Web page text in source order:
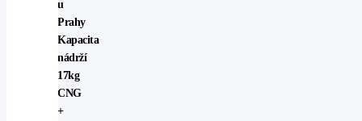
u
Prahy
Kapacita
nádrží
17kg
CNG
+